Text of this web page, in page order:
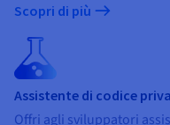
Scopri di più
Assistente di codice
Offri agli sviluppatori